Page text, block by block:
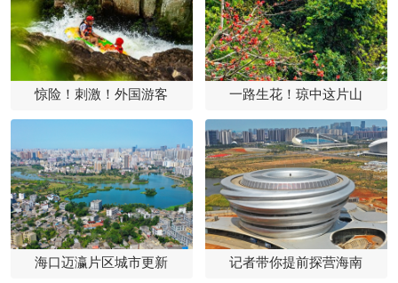
惊险！刺激！外国游客 一路生花！琼中这片山
海口迈瀛片区城市更新 记者带你提前探营海南